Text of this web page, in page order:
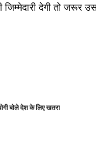
देगी तो जरूर
बोले देश के लिए खतरा